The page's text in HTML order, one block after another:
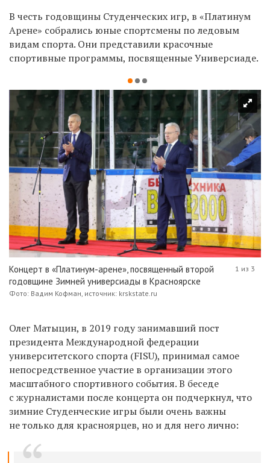
В честь годовщины Студенческих игр, в «Платинум
Арене» собрались юные спортсмены по ледовым
видам спорта. Они представили красочные
спортивные программы, посвященные Универсиаде.
Концерт в «Платинум-арене», посвященный второй
годовщине Зимней универсиады в Красноярске
Фото: Вадим Кофман, источник: krskstate.ru
1 из 3
Олег Матыцин, в 2019 году занимавший пост
президента Международной федерации
университетского спорта (FISU), принимал самое
непосредственное участие в организации этого
масштабного спортивного события. В беседе
с журналистами после концерта он подчеркнул, что
зимние Студенческие игры были очень важны
не только для красноярцев, но и для него лично: